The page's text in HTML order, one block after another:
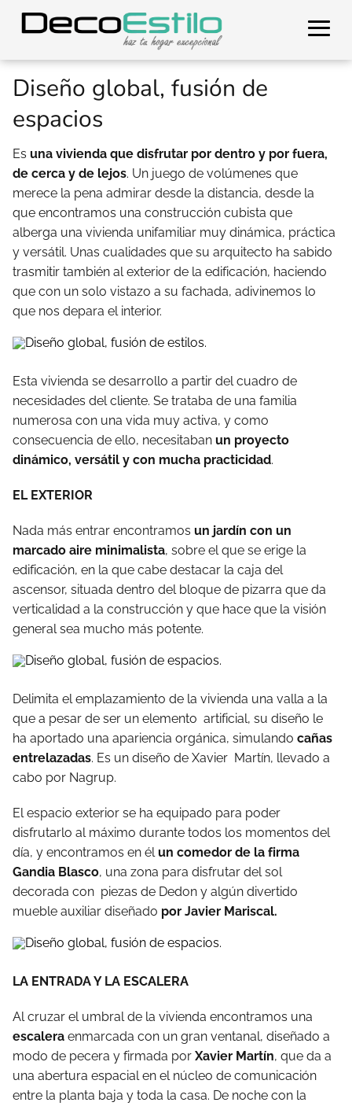
Diseño global, fusión de
espacios
Es una vivienda que disfrutar por dentro y por fuera,
de cerca y de lejos. Un juego de volúmenes que
merece la pena admirar desde la distancia, desde la
que encontramos una construcción cubista que
alberga una vivienda unifamiliar muy dinámica, práctica
y versátil. Unas cualidades que su arquitecto ha sabido
trasmitir también al exterior de la edificación, haciendo
que con un solo vistazo a su fachada, adivinemos lo
que nos depara el interior.
Esta vivienda se desarrollo a partir del cuadro de
necesidades del cliente. Se trataba de una familia
numerosa con una vida muy activa, y como
consecuencia de ello, necesitaban un proyecto
dinámico, versátil y con mucha practicidad.
EL EXTERIOR
Nada más entrar encontramos un jardín con un
marcado aire minimalista, sobre el que se erige la
edificación, en la que cabe destacar la caja del
ascensor, situada dentro del bloque de pizarra que da
verticalidad a la construcción y que hace que la visión
general sea mucho más potente.
Delimita el emplazamiento de la vivienda una valla a la
que a pesar de ser un elemento artificial, su diseño le
ha aportado una apariencia orgánica, simulando cañas
entrelazadas. Es un diseño de Xavier Martín, llevado a
cabo por Nagrup.
El espacio exterior se ha equipado para poder
disfrutarlo al máximo durante todos los momentos del
día, y encontramos en élun comedor de la firma
Gandia Blasco, una zona para disfrutar del sol
decorada con piezas de Dedon y algún divertido
mueble auxiliar diseñado por Javier Mariscal.
LA ENTRADA Y LA ESCALERA
Al cruzar el umbral de la vivienda encontramos una
escalera enmarcada con un gran ventanal, diseñado a
modo de pecera y firmada por Xavier Martín, que da a
una abertura espacial en el núcleo de comunicación
entre la planta baja y toda la casa. De noche con la